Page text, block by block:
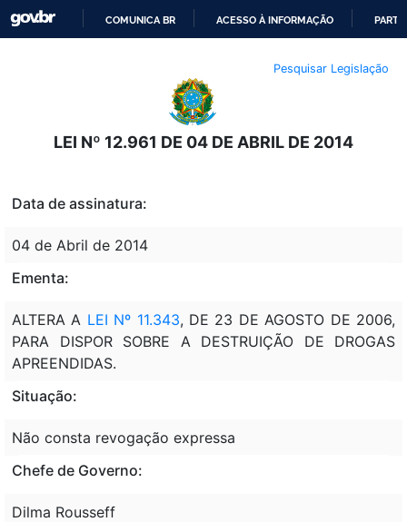
O
CONTEÚDO
COMUNICA BR ACESSO À INFORMAÇÃO
Pesquisar Legislação
LEI Nº 12.961 DE 04 DE ABRIL DE 2014
Data de assinatura:
04 de Abril de 2014
Ementa:
ALTERA A LEI Nº 11.343, DE 23 DE AGOSTO DE 2006,
PARA DISPOR SOBRE A DESTRUIÇÃO DE DROGAS
APREENDIDAS.
Situação:
Não consta revogação expressa
Chefe de Governo:
Dilma Rousseff